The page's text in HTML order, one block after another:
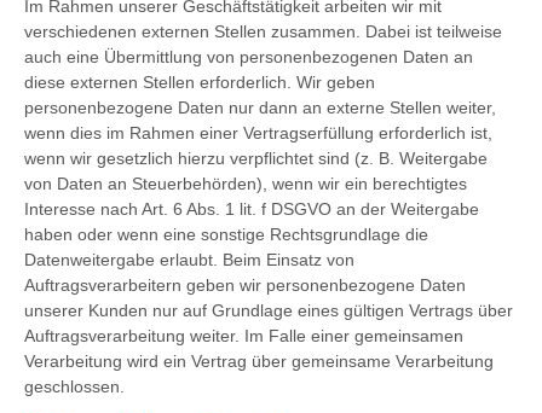
Im Rahmen unserer Geschäftstätigkeit arbeiten wir mit
verschiedenen externen Stellen zusammen. Dabei ist teilweise
auch eine Übermittlung von personenbezogenen Daten an
diese externen Stellen erforderlich. Wir geben
personenbezogene Daten nur dann an externe Stellen weiter,
wenn dies im Rahmen einer Vertragserfüllung erforderlich ist,
wenn wir gesetzlich hierzu verpflichtet sind (z. B. Weitergabe
von Daten an Steuerbehörden), wenn wir ein berechtigtes
Interesse nach Art. 6 Abs. 1 lit. f DSGVO an der Weitergabe
haben oder wenn eine sonstige Rechtsgrundlage die
Datenweitergabe erlaubt. Beim Einsatz von
Auftragsverarbeitern geben wir personenbezogene Daten
unserer Kunden nur auf Grundlage eines gültigen Vertrags über
Auftragsverarbeitung weiter. Im Falle einer gemeinsamen
Verarbeitung wird ein Vertrag über gemeinsame Verarbeitung
geschlossen.